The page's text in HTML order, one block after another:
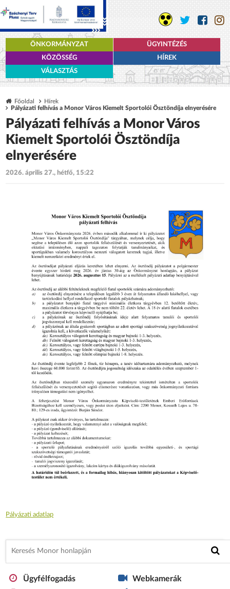
ÖNKORMÁNYZAT
ÜGYINTÉZÉS
KÖZÖSSÉG
HÍREK
VÁLASZTÁS
Főoldal
Hírek
Pályázati felhívás a Monor Város Kiemelt Sportolói Ösztöndíja elnyerésére
Pályázati felhívás a Monor Város
Kiemelt Sportolói Ösztöndíja
elnyerésére
2026. április 27., hétfő, 15:22
Pályázati adatlap
Ügyfélfogadás
Webkamerák